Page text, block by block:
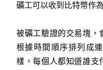
礦工可以收到比特幣作
被礦工驗證的交易塊，
根據時間順序排列成
樣，每個人都知道誰支